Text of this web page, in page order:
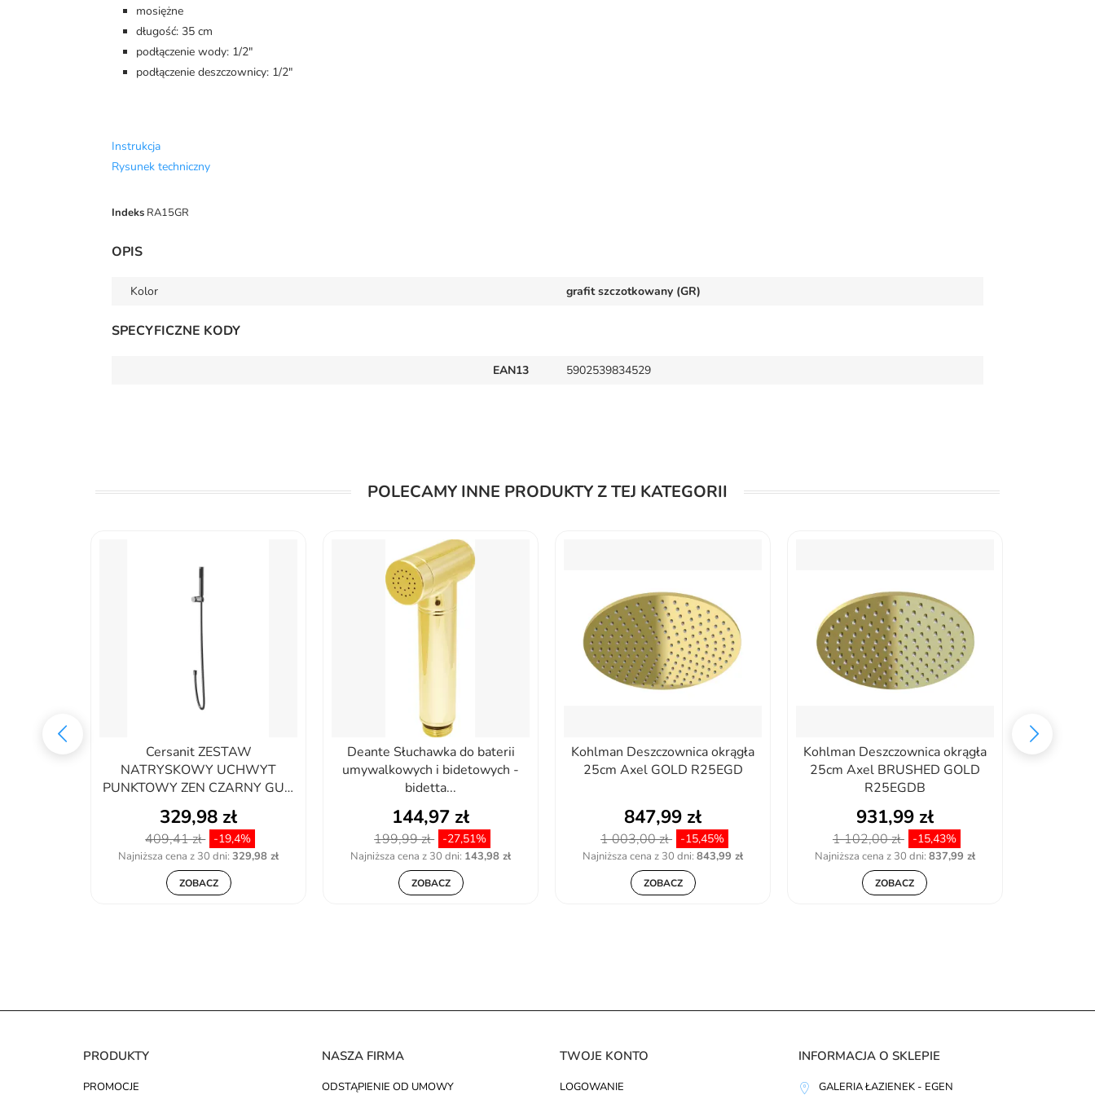
mosiężne
długość: 35 cm
podłączenie wody: 1/2"
podłączenie deszczownicy: 1/2"
Instrukcja
Rysunek techniczny
Indeks RA15GR
OPIS
Kolor grafit szczotkowany (GR)
SPECYFICZNE KODY
EAN13 5902539834529
POLECAMY INNE PRODUKTY Z TEJ KATEGORII
Cersanit ZESTAW
NATRYSKOWY UCHWYT
PUNKTOWY ZEN CZARNY GUN
METAL...
329,98 zł
409,41 zł -19,4%
Najniższa cena z 30 dni:329,98 zł
ZOBACZ
Deante Słuchawka do baterii
umywalkowych i bidetowych -
bidetta...
144,97 zł
199,99 zł -27,51%
Najniższa cena z 30 dni: 143,98 zł
ZOBACZ
Kohlman Deszczownica okrągła
25cm Axel GOLD R25EGD
847,99 zł
1 003,00 zł -15,45%
Najniższa cena z 30 dni:843,99 zł
ZOBACZ
Kohlman Deszczownica okrągła
25cm Axel BRUSHED GOLD
R25EGDB
931,99 zł
1 102,00 zł -15,43%
Najniższa cena z 30 dni: 837,99 zł
ZOBACZ
PRODUKTY
PROMOCJE
NASZA FIRMA
ODSTĄPIENIE OD UMOWY
TWOJE KONTO
LOGOWANIE
INFORMACJA O SKLEPIE
GALERIA ŁAZIENEK - EGEN